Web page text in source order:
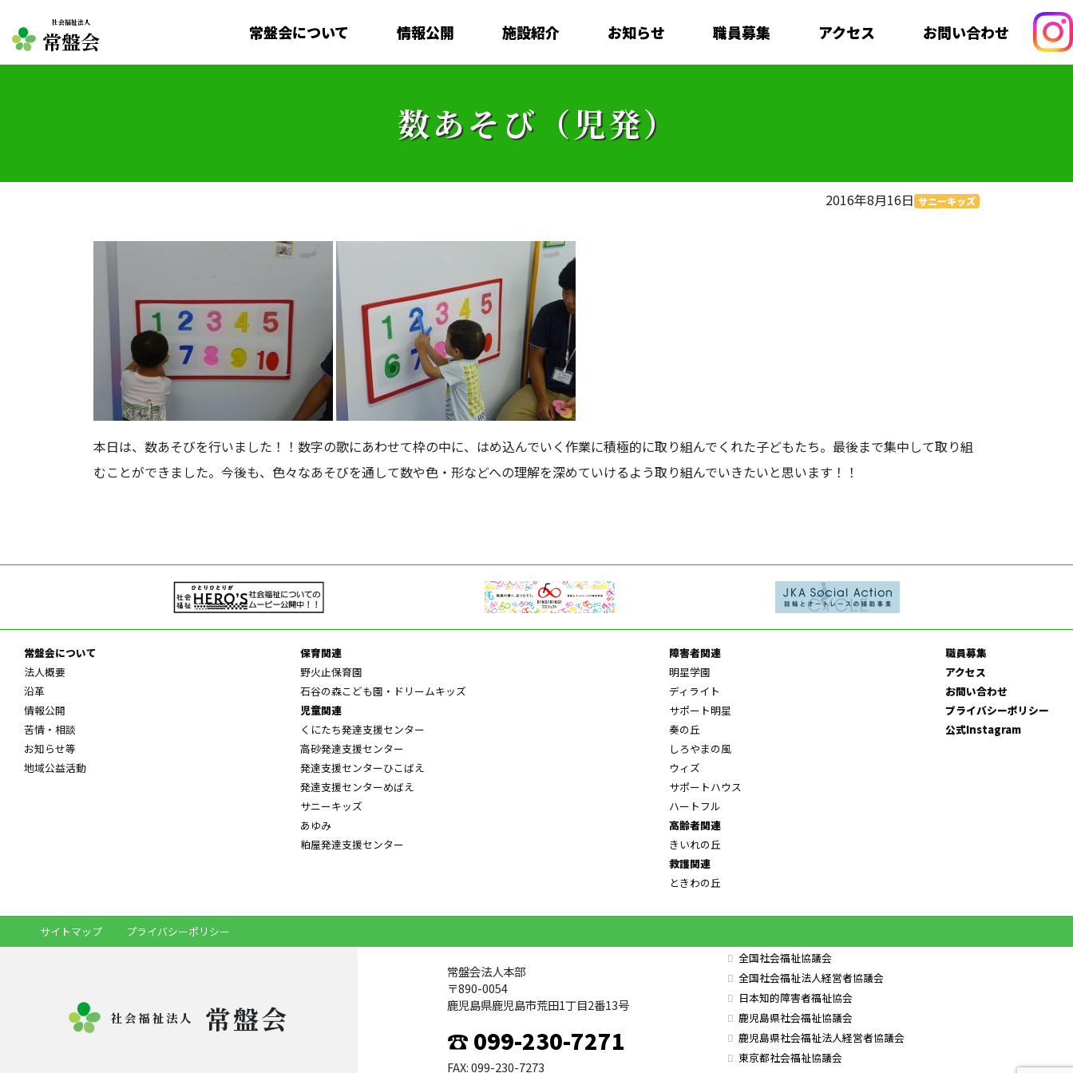
社会福祉法人
常盤会 常盤会について 情報公開 施設紹介 お知らせ 職員募集 アクセス お問い合わせ
数あそび（児発）
2016年8月16日 サニーキッズ
本日は、数あそびを行いました！！数字の歌にあわせて枠の中に、はめ込んでいく作業に積極的に取り組んでくれた子どもたち。最後まで集中して取り組
むことができました。今後も、色々なあそびを通して数や色・形などへの理解を深めていけるよう取り組んでいきたいと思います！！
常盤会について
法人概要
沿革
情報公開
苦情・相談
お知らせ等
地域公益活動
保育関連
野火止保育園
石谷の森こども園・ドリームキッズ
児童関連
くにたち発達支援センター
高砂発達支援センター
発達支援センターひこばえ
発達支援センターめばえ
サニーキッズ
あゆみ
粕屋発達支援センター
障害者関連
明星学園
ディライト
サポート明星
奏の丘
しろやまの風
ウィズ
サポートハウス
ハートフル
高齢者関連
きいれの丘
救護関連
ときわの丘
職員募集
アクセス
お問い合わせ
プライバシーポリシー
公式Instagram
サイトマップ プライバシーポリシー
社会福祉法人 常盤会
常盤会法人本部
〒890-0054
鹿児島県鹿児島市荒田1丁目2番13号
☎ 099-230-7271
FAX: 099-230-7273
全国社会福祉協議会
全国社会福祉法人経営者協議会
日本知的障害者福祉協会
鹿児島県社会福祉協議会
鹿児島県社会福祉法人経営者協議会
東京都社会福祉協議会